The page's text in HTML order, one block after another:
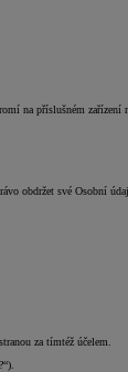
na příslušném zařízení
obdržet své Osobní
za tímtéž účelem.